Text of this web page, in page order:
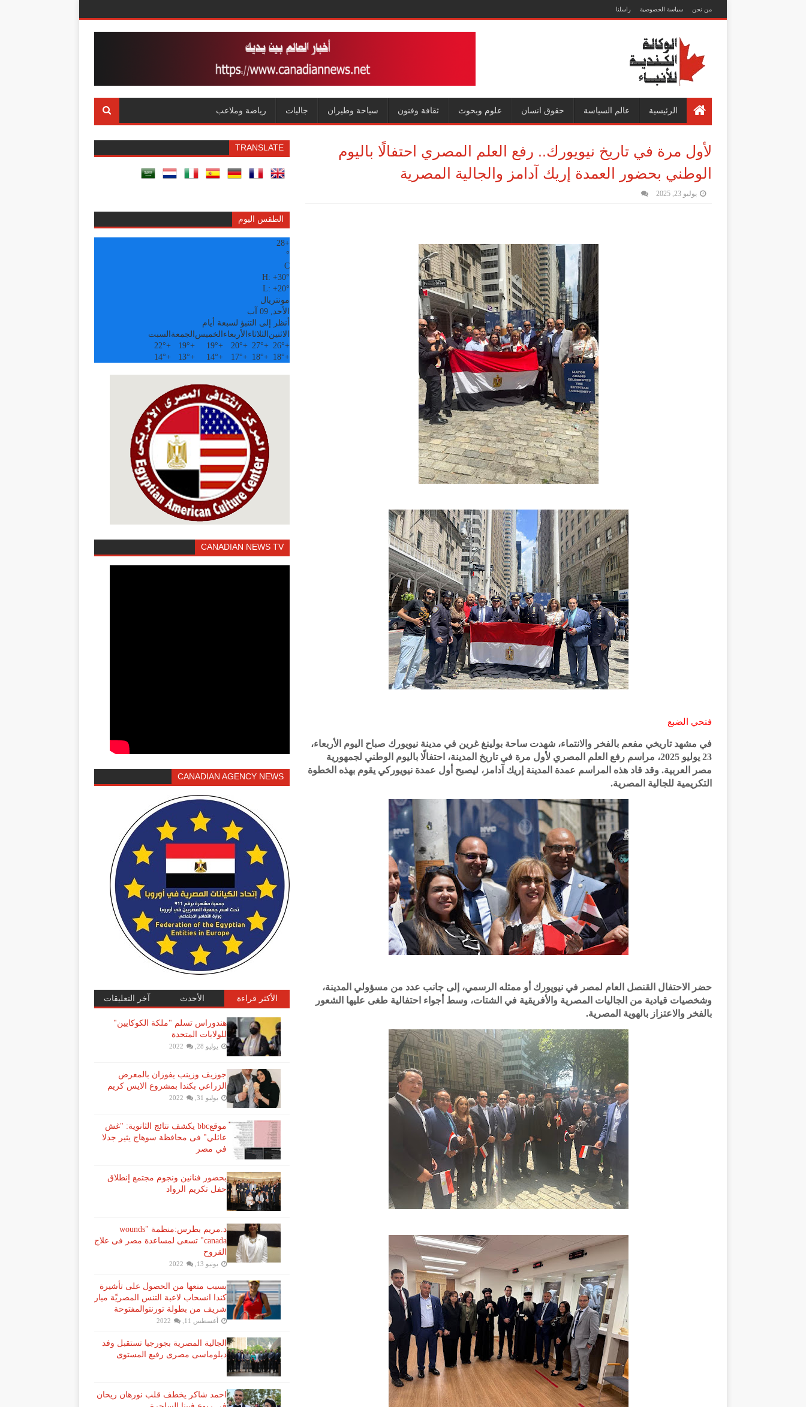
من نحن سياسة الخصوصية راسلنا
الرئيسية عالم السياسة حقوق انسان علوم وبحوث ثقافة وفنون سياحة وطيران جاليات رياضة وملاعب
لأول مرة في تاريخ نيويورك.. رفع العلم المصري احتفالًا باليوم
الوطني بحضور العمدة إريك آدامز والجالية المصرية
يوليو 23, 2025
فتحي الضبع
في مشهد تاريخي مفعم بالفخر والانتماء، شهدت ساحة بولينغ غرين في مدينة نيويورك صباح اليوم الأربعاء،
23 يوليو 2025، مراسم رفع العلم المصري لأول مرة في تاريخ المدينة، احتفالًا باليوم الوطني لجمهورية
مصر العربية. وقد قاد هذه المراسم عمدة المدينة إريك آدامز، ليصبح أول عمدة نيويوركي يقوم بهذه الخطوة
التكريمية للجالية المصرية.
حضر الاحتفال القنصل العام لمصر في نيويورك أو ممثله الرسمي، إلى جانب عدد من مسؤولي المدينة،
وشخصيات قيادية من الجاليات المصرية والأفريقية في الشتات، وسط أجواء احتفالية طغى عليها الشعور
بالفخر والاعتزاز بالهوية المصرية.
TRANSLATE
الطقس اليوم
+
28
°
C
H: +30°
L: +20°
مونتريال
الأحد, 09 آب
أنظر إلى التنبؤ لسبعة أيام
الاثنين الثلاثاء الأربعاء الخميس الجمعة السبت
+
26°
+
27°
+
20°
+
19°
+
19°
+
22°
+
18°
+
18°
+
17°
+
14°
+
13°
+
14°
CANADIAN NEWS TV
CANADIAN AGENCY NEWS
الأكثر قراءة الأحدث آخر التعليقات
هندوراس تسلم "ملكة الكوكايين"
للولايات المتحدة
يوليو 28, 2022
جوزيف وزينب يفوزان بالمعرض
الزراعي بكندا بمشروع الايس كريم
يوليو 31, 2022
موقعbbc يكشف نتائج الثانوية: "غش
عائلي" فى محافظة سوهاج يثير جدلا
في مصر
بحضور فنانين ونجوم مجتمع إنطلاق
حفل تكريم الرواد
د.مريم بطرس:منظمة "wounds
canada" تسعى لمساعدة مصر فى علاج
القروح
يونيو 13, 2022
بسبب منعها من الحصول على تأشيرة
كندا انسحاب لاعبة ​التنس​ المصريّة ​ميار
شريف​ من بطولة ​تورنتو​المفتوحة
أغسطس 11, 2022
الجالية المصرية بجورجيا تستقبل وفد
دبلوماسى مصرى رفيع المستوى
احمد شاكر يخطف قلب نورهان ريحان